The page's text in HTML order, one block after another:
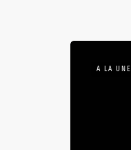
A LA UNE